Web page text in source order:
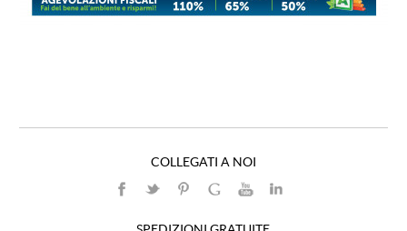
COLLEGATI A NOI